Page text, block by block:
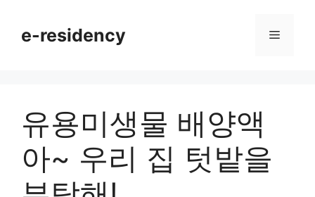
contente-residency Menu
유용미생물 배양액
아~ 우리 집 텃밭을